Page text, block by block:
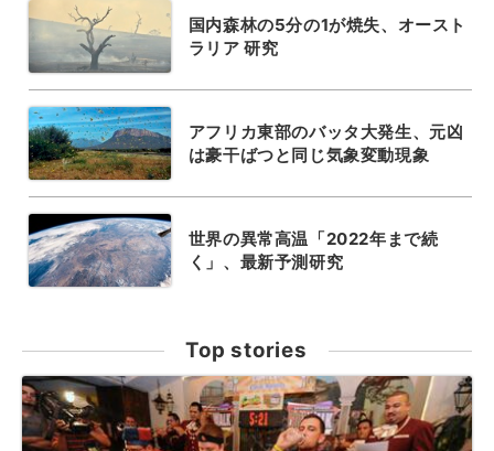
国内森林の5分の1が焼失、オースト
ラリア 研究
アフリカ東部のバッタ大発生、元凶
は豪干ばつと同じ気象変動現象
世界の異常高温「2022年まで続
く」、最新予測研究
Top stories